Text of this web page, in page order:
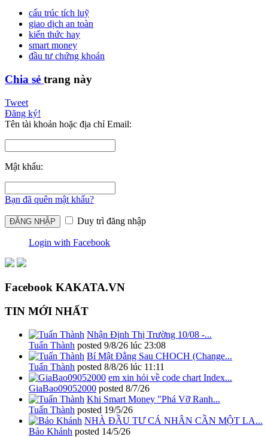
cấu trúc tích luỹ
giao dịch an toàn
kiến thức hay
smart money
đầu tư chứng khoán
Chia sẻ trang này
Tweet
Đăng ký!
Tên tài khoản hoặc địa chỉ Email:
Mật khẩu:
Bạn đã quên mật khẩu?
Duy trì đăng nhập
Login with Facebook
Facebook KAKATA.VN
TIN MỚI NHẤT
Nhận Định Thị Trường 10/08 -...
Tuấn Thành posted 9/8/26 lúc 23:08
Bí Mật Đằng Sau CHOCH (Change...
Tuấn Thành posted 8/8/26 lúc 11:11
em xin hỏi về code chart Index...
GiaBao09052000 posted 8/7/26
Khi Smart Money "Phá Vỡ Ranh...
Tuấn Thành posted 19/5/26
NHÀ ĐẦU TƯ CÁ NHÂN CẦN MỘT LA...
Bảo Khánh posted 14/5/26